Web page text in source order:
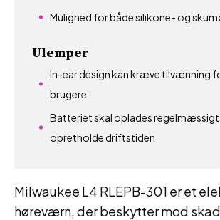
Milwaukee L4 RLEPB-301 er et
høreværn, der beskytter mod
Mulighed for både silikone- og
Ulemper
In-ear design kan kræve tilvænning
brugere
Batteriet skal oplades
opretholde driftstiden